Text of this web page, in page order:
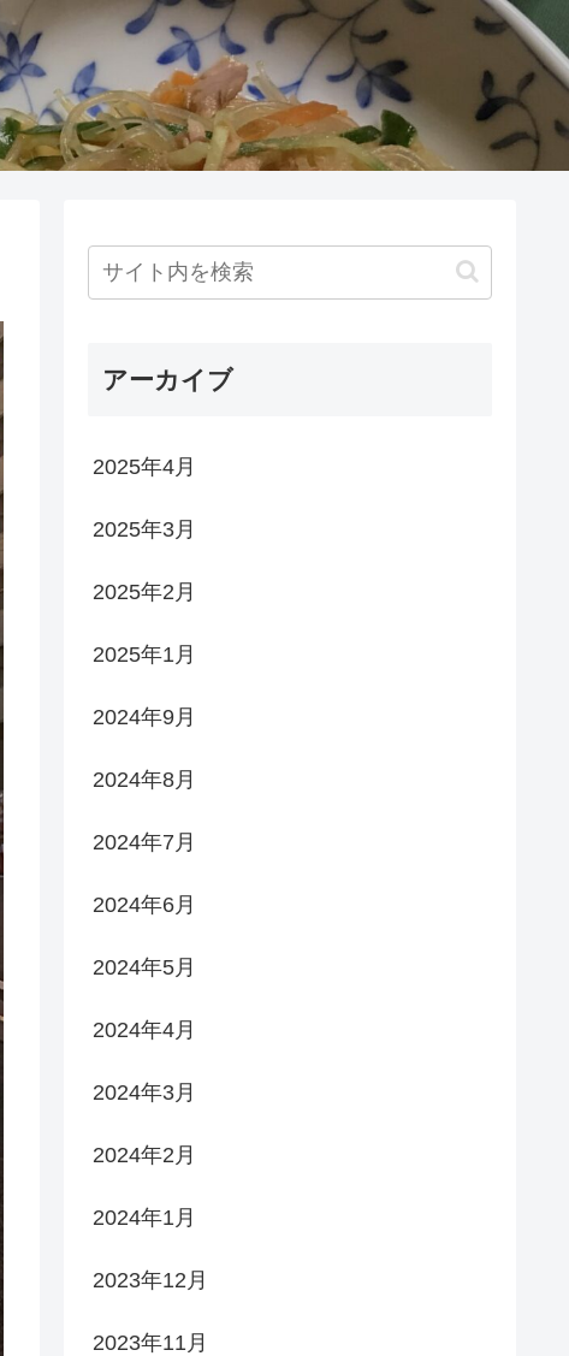
アーカイブ
2025年4月
2025年3月
2025年2月
2025年1月
2024年9月
2024年8月
2024年7月
2024年6月
2024年5月
2024年4月
2024年3月
2024年2月
2024年1月
2023年12月
2023年11月